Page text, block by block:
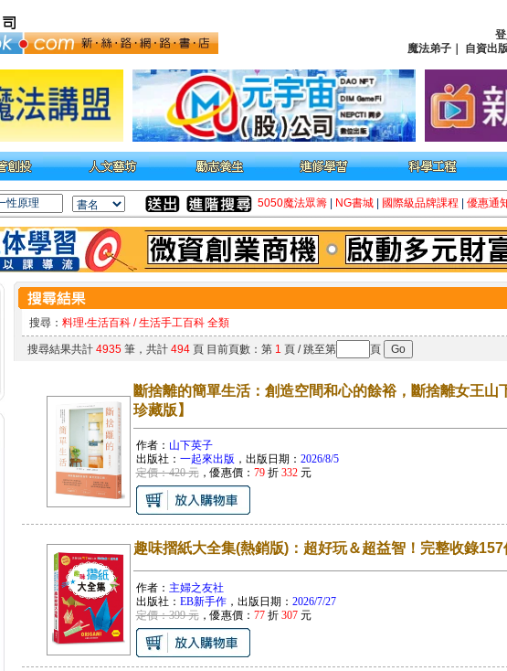
魔法弟子
自資出
5050魔法眾籌 NG書城 國際級品牌課程 優惠通
搜尋： 料理‧生活百科 / 生活手工百科 全類
搜尋結果共計 4935筆，共計 494頁 目前頁數：第 1 頁 / 跳至第 頁
斷捨離的簡單生活：創造空間和心的餘裕，斷捨離女王山
珍藏版】
作者： 山下英子
出版社： 一起來出版 ，出版日期： 2026/8/5
定價：420 元，優惠價： 79折 332元
趣味摺紙大全集(熱銷版)：超好玩＆超益智！完整收錄
作者： 主婦之友社
出版社： EB新手作，出版日期： 2026/7/27
定價：399 元，優惠價： 77折 307元